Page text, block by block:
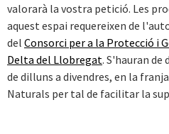
valorarà la vostra petició. Les
aquest espai requereixen de
del Consorci per a la Protecció i
Delta del Llobregat. S'hauran de
de dilluns a divendres, en la
Naturals per tal de facilitar la